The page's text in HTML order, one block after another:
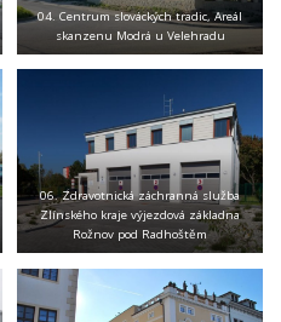
04. Centrum slováckých tradic, Areál
skanzenu Modrá u Velehradu
06. Zdravotnická záchranná služba
Zlínského kraje výjezdová základna
Rožnov pod Radhoštěm